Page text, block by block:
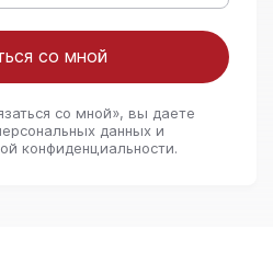
со мной
со мной», вы даете
данных и
конфиденциальности.